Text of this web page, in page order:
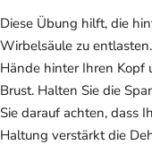
Diese Übung hilft, die
Wirbelsäule zu
Hände hinter Ihren Kopf
Brust. Halten Sie die
Sie darauf achten, dass
Haltung verstärkt die